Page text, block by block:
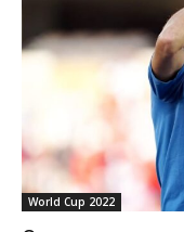
World Cup 2022